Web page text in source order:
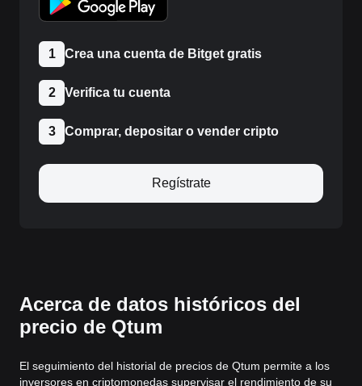
1 Crea una cuenta de Bitget gratis
2 Verifica tu cuenta
3 Comprar, depositar o vender cripto
Regístrate
Acerca de datos históricos del
precio de Qtum
El seguimiento del historial de precios de Qtum permite a los
inversores en criptomonedas supervisar el rendimiento de su